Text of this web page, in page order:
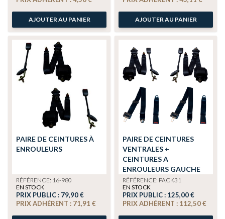
AJOUTER AU PANIER AJOUTER AU PANIER
PAIRE DE CEINTURES À
ENROULEURS
RÉFÉRENCE: 16-980
EN STOCK
PRIX PUBLIC : 79,90 €
PRIX ADHÉRENT : 71,91 €
PAIRE DE CEINTURES
VENTRALES +
CEINTURES A
ENROULEURS GAUCHE
ET DROITE POUR 2CV
RÉFÉRENCE: PACK31
EN STOCK
PRIX PUBLIC : 125,00 €
PRIX ADHÉRENT : 112,50 €